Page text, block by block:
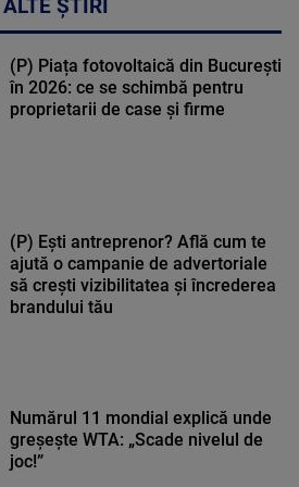
ALTE ȘTIRI
(P) Piața fotovoltaică din București
în 2026: ce se schimbă pentru
proprietarii de case și firme
(P) Ești antreprenor? Află cum te
ajută o campanie de advertoriale
să crești vizibilitatea și încrederea
brandului tău
Numărul 11 mondial explică unde
greșește WTA: „Scade nivelul de
joc!”